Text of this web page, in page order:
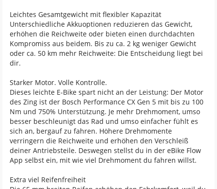
Leichtes Gesamtgewicht mit flexibler Kapazität
Unterschiedliche Akkuoptionen reduzieren das Gewicht,
erhöhen die Reichweite oder bieten einen durchdachten
Kompromiss aus beidem. Bis zu ca. 2 kg weniger Gewicht
oder ca. 50 km mehr Reichweite: Die Entscheidung liegt bei
dir.
Starker Motor. Volle Kontrolle.
Dieses leichte E-Bike spart nicht an der Leistung: Der Motor
des Zing ist der Bosch Performance CX Gen 5 mit bis zu 100
Nm und 750% Unterstützung. Je mehr Drehmoment, umso
besser beschleunigt das Rad und umso einfacher fühlt es
sich an, bergauf zu fahren. Höhere Drehmomente
verringern die Reichweite und erhöhen den Verschleiß
deiner Antriebsteile. Deswegen stellst du in der eBike Flow
App selbst ein, mit wie viel Drehmoment du fahren willst.
Extra viel Reifenfreiheit